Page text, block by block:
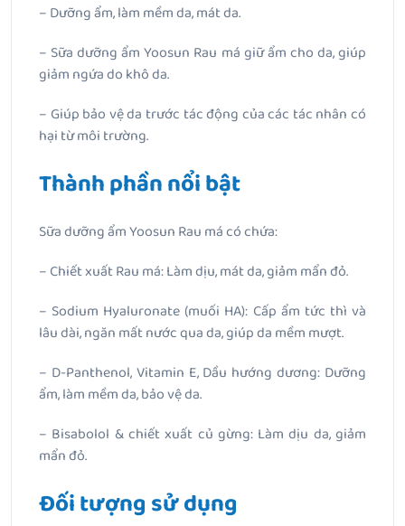
– Dưỡng ẩm, làm mềm da, mát da.
– Sữa dưỡng ẩm Yoosun Rau má giữ ẩm cho da, giúp
giảm ngứa do khô da.
– Giúp bảo vệ da trước tác động của các tác nhân có
hại từ môi trường.
Thành phần nổi bật
Sữa dưỡng ẩm Yoosun Rau má có chứa:
– Chiết xuất Rau má: Làm dịu, mát da, giảm mẩn đỏ.
– Sodium Hyaluronate (muối HA): Cấp ẩm tức thì và
lâu dài, ngăn mất nước qua da, giúp da mềm mượt.
– D-Panthenol, Vitamin E, Dầu hướng dương: Dưỡng
ẩm, làm mềm da, bảo vệ da.
– Bisabolol & chiết xuất củ gừng: Làm dịu da, giảm
mẩn đỏ.
Đối tượng sử dụng